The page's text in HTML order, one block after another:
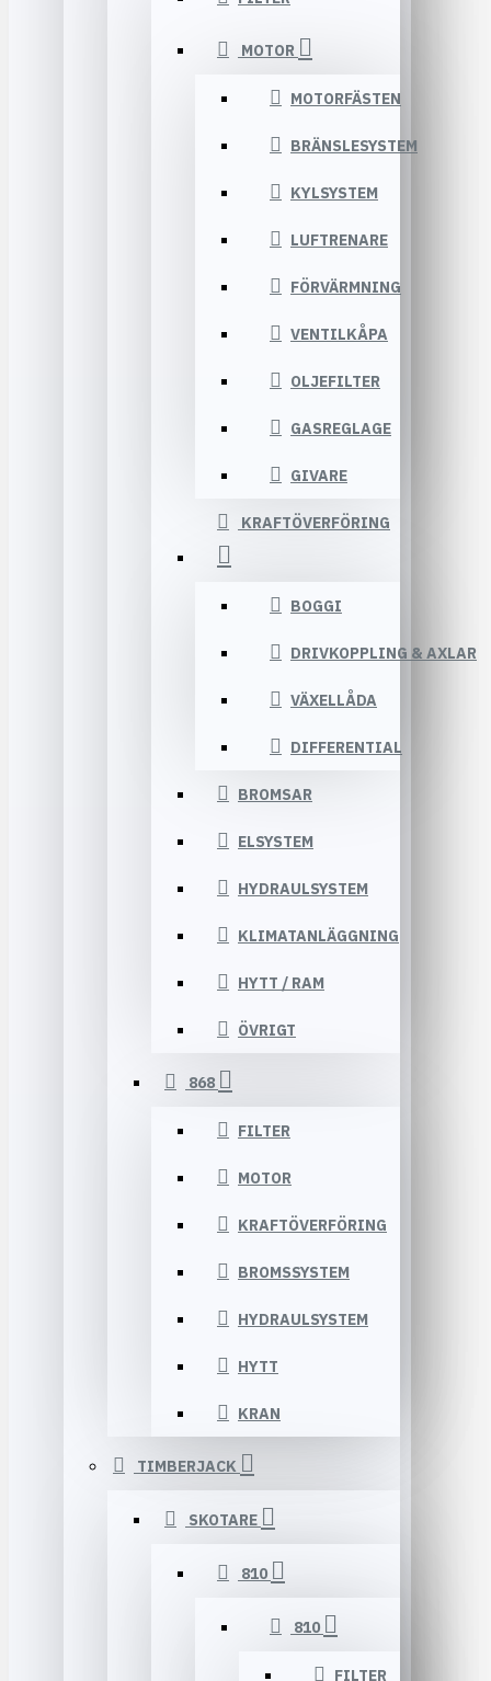
MOTOR
MOTORFÄSTEN
BRÄNSLESYSTEM
KYLSYSTEM
LUFTRENARE
FÖRVÄRMNING
VENTILKÅPA
OLJEFILTER
GASREGLAGE
GIVARE
KRAFTÖVERFÖRING
BOGGI
DRIVKOPPLING & AXLAR
VÄXELLÅDA
DIFFERENTIAL
BROMSAR
ELSYSTEM
HYDRAULSYSTEM
KLIMATANLÄGGNING
HYTT / RAM
ÖVRIGT
868
FILTER
MOTOR
KRAFTÖVERFÖRING
BROMSSYSTEM
HYDRAULSYSTEM
HYTT
KRAN
TIMBERJACK
SKOTARE
810
810
FILTER